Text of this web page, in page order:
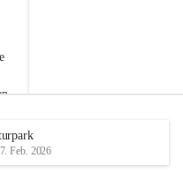
u
e
d
Feb. 2026